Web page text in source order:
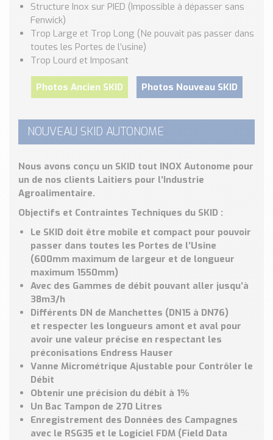
Nos Réalisations
Conseils et Actualités
Catalogue des essentiels pour les brasseries et micro-
brasseries
Contact & Devis
Devis, Tarifs, Renseignements techniques
Structure Inox sur PIED (Impossible à dépasser sans
Fenwick)
Trop Large et Trop Long (Ne pouvait pas passer dans
toutes les Portes de l’usine)
Trop Lourd et Imposant
Photos Ancien SKID Photos Nouveau SKID
NOUVEAU SKID AUTONOME
Nous avons conçu un SKID tout INOX Autonome pour
un de nos clients Laitiers pour l’Industrie
Agroalimentaire.
Objectifs et Contraintes Techniques du SKID :
Le SKID doit être mobile et compact pour pouvoir
passer dans toutes les Portes de l’Usine
(600mm maximum de largeur et de longueur
maximum 1550mm)
Avec des Gammes de débit pouvant aller jusqu’à
38m3/h
Différents DN de Manchettes (DN15 à DN76)
et respecter les longueurs amont et aval pour
avoir une valeur précise en respectant les
préconisations Endress Hauser
Vanne Micrométrique Ajustable pour Contrôler le
Débit
Obtenir une précision du débit à 1%
Un Bac Tampon de 270 Litres
Enregistrement des Données des Campagnes
avec le RSG35 et le Logiciel FDM (Field Data